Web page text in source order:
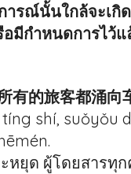
ารณ์นั้นใกล้จะเกิ
มีกำหนดการไว้
有的旅客都涌向
shí, suǒyǒu
ะหยุด ผู้โดยสารทุ